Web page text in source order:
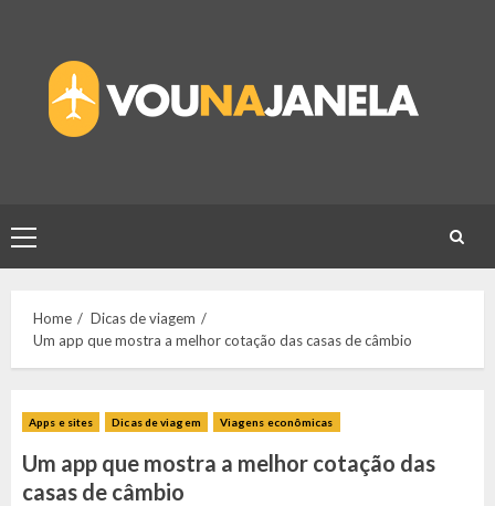
content
Primary
Menu
Home
Dicas de viagem
Um app que mostra a melhor cotação das casas de câmbio
Apps e sites Dicas de viagem Viagens econômicas
Um app que mostra a melhor cotação das
casas de câmbio